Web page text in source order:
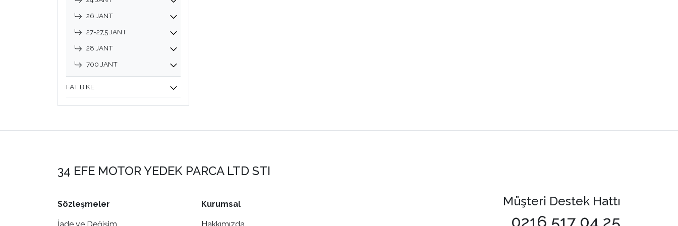
26 JANT
27-27,5 JANT
28 JANT
700 JANT
FAT BIKE
34 EFE MOTOR YEDEK PARCA LTD STI
Sözleşmeler Kurumsal Müşteri Destek Hattı
0216 517 04 25